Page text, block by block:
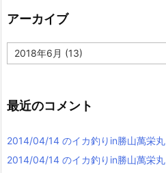
アーカイブ
ー
ブ
最近のコメント
2014/04/14 のイカ釣りin勝山萬栄丸
2014/04/14 のイカ釣りin勝山萬栄丸